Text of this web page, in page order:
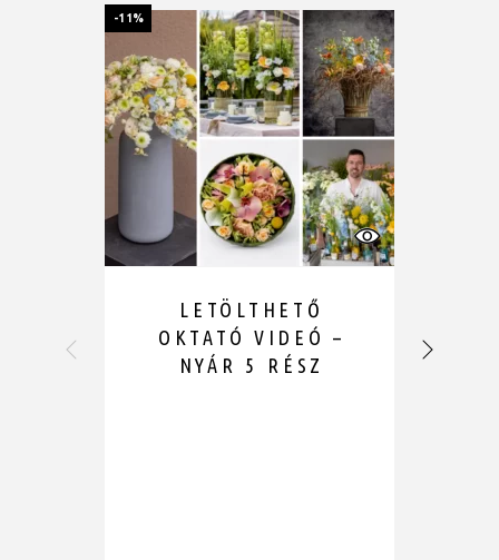
-11%
LETÖLTHETŐ
OKTATÓ VIDEÓ –
NYÁR 5 RÉSZ